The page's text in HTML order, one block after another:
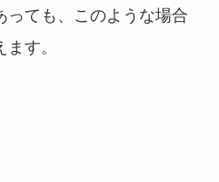
っても、このような場合
す。